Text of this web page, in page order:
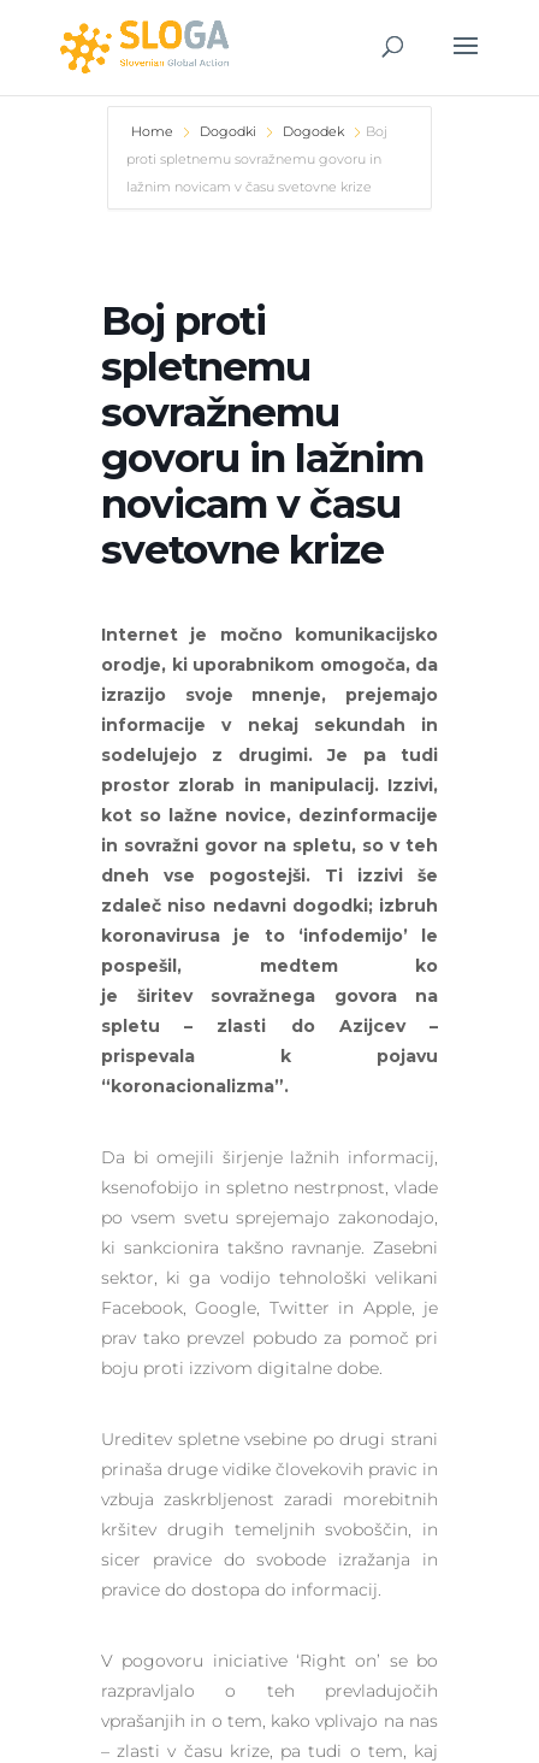
Home Dogodki Dogodek
Boj
proti spletnemu sovražnemu govoru in
lažnim novicam v času svetovne krize
Boj proti
spletnemu
sovražnemu
govoru in lažnim
novicam v času
svetovne krize
Internet je močno komunikacijsko
orodje, ki uporabnikom omogoča, da
izrazijo svoje mnenje, prejemajo
informacije v nekaj sekundah in
sodelujejo z drugimi. Je pa tudi
prostor zlorab in manipulacij. Izzivi,
kot so lažne novice, dezinformacije
in sovražni govor na spletu, so v teh
dneh vse pogostejši. Ti izzivi še
zdaleč niso nedavni dogodki; izbruh
koronavirusa je to ‘infodemijo’ le
pospešil, medtem ko
je širitev sovražnega govora na
spletu – zlasti do Azijcev –
prispevala k pojavu
“koronacionalizma”.
Da bi omejili širjenje lažnih informacij,
ksenofobijo in spletno nestrpnost, vlade
po vsem svetu sprejemajo zakonodajo,
ki sankcionira takšno ravnanje. Zasebni
sektor, ki ga vodijo tehnološki velikani
Facebook, Google, Twitter in Apple, je
prav tako prevzel pobudo za pomoč pri
boju proti izzivom digitalne dobe.
Ureditev spletne vsebine po drugi strani
prinaša druge vidike človekovih pravic in
vzbuja zaskrbljenost zaradi morebitnih
kršitev drugih temeljnih svoboščin, in
sicer pravice do svobode izražanja in
pravice do dostopa do informacij.
V pogovoru iniciative ‘Right on’ se bo
razpravljalo o teh prevladujočih
vprašanjih in o tem, kako vplivajo na nas
– zlasti v času krize, pa tudi o tem, kaj